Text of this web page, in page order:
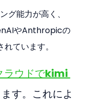
グ能力が高く、
やAnthropicの
ています。
ウドでkimi
す。これによ